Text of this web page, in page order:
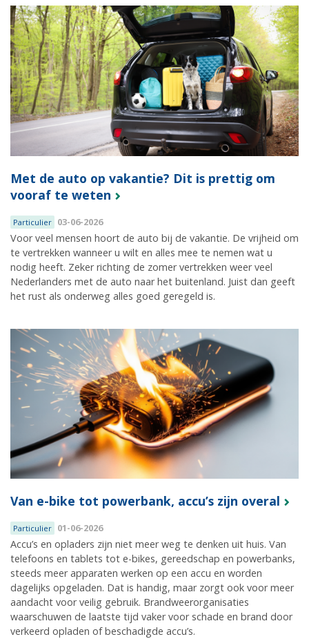
Met de auto op vakantie? Dit is prettig om
vooraf te weten
Particulier 03-06-2026
Voor veel mensen hoort de auto bij de vakantie. De vrijheid om
te vertrekken wanneer u wilt en alles mee te nemen wat u
nodig heeft. Zeker richting de zomer vertrekken weer veel
Nederlanders met de auto naar het buitenland. Juist dan geeft
het rust als onderweg alles goed geregeld is.
Van e-bike tot powerbank, accu’s zijn overal
Particulier 01-06-2026
Accu’s en opladers zijn niet meer weg te denken uit huis. Van
telefoons en tablets tot e-bikes, gereedschap en powerbanks,
steeds meer apparaten werken op een accu en worden
dagelijks opgeladen. Dat is handig, maar zorgt ook voor meer
aandacht voor veilig gebruik. Brandweerorganisaties
waarschuwen de laatste tijd vaker voor schade en brand door
verkeerd opladen of beschadigde accu’s.